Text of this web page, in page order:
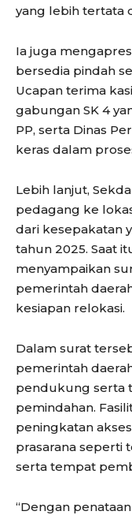
yang lebih tertata
Ia juga
bersedia pindah
Ucapan terima
gabungan SK 4
PP, serta Dinas
keras dalam
Lebih lanjut,
pedagang ke
dari kesepakatan
tahun 2025. Saat
menyampaikan
pemerintah
kesiapan relokasi.
Dalam surat
pemerintah
pendukung serta
pemindahan.
peningkatan
prasarana seperti
serta tempat
“Dengan